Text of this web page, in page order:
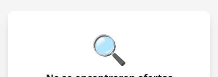
🔍 Buscar
Modalidad de trabajo🔍